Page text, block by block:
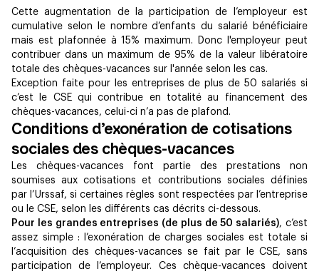
Cette augmentation de la participation de l’employeur est
cumulative selon le nombre d’enfants du salarié bénéficiaire
mais est plafonnée à 15% maximum. Donc l'employeur peut
contribuer dans un maximum de 95% de la valeur libératoire
totale des chèques-vacances sur l'année selon les cas.
Exception faite pour les entreprises de plus de 50 salariés si
c’est le CSE qui contribue en totalité au financement des
chèques-vacances, celui-ci n’a pas de plafond.
Conditions d’exonération de cotisations
sociales des chèques-vacances
Les chèques-vacances font partie des prestations non
soumises aux cotisations et contributions sociales définies
par l’Urssaf, si certaines règles sont respectées par l’entreprise
ou le CSE, selon les différents cas décrits ci-dessous.
Pour les grandes entreprises (de plus de 50 salariés), c’est
assez simple : l’exonération de charges sociales est totale si
l’acquisition des chèques-vacances se fait par le CSE, sans
participation de l’employeur. Ces chèque-vacances doivent